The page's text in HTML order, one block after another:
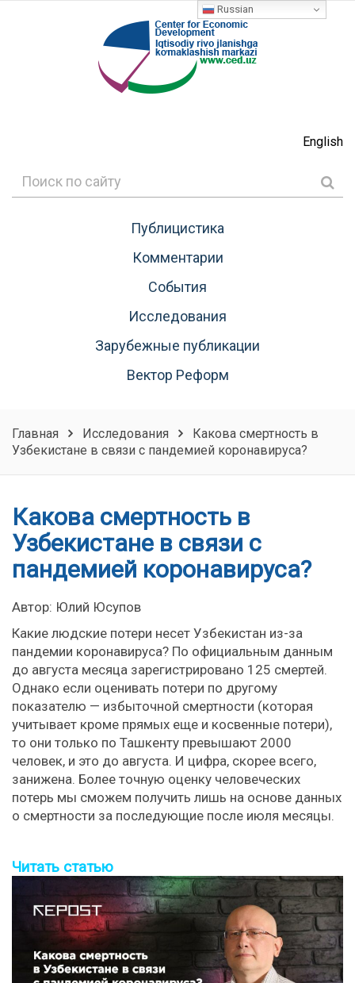
English
Публицистика
Комментарии
События
Исследования
Зарубежные публикации
Вектор Реформ
Главная Исследования
Какова смертность в
Узбекистане в связи с пандемией коронавируса?
Какова смертность в
Узбекистане в связи с
пандемией коронавируса?
Автор: Юлий Юсупов
Какие людские потери несет Узбекистан из-за
пандемии коронавируса? По официальным данным
до августа месяца зарегистрировано 125 смертей.
Однако если оценивать потери по другому
показателю — избыточной смертности (которая
учитывает кроме прямых еще и косвенные потери),
то они только по Ташкенту превышают 2000
человек, и это до августа. И цифра, скорее всего,
занижена. Более точную оценку человеческих
потерь мы сможем получить лишь на основе данных
о смертности за последующие после июля месяцы.
Читать статью
Russian